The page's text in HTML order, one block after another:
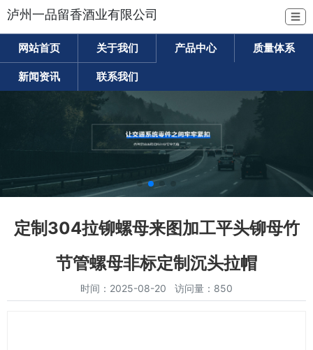
泸州一品留香酒业有限公司 ☰
网站首页 关于我们 产品中心 质量体系
新闻资讯 联系我们
定制304拉铆螺母来图加工平头铆母竹
节管螺母非标定制沉头拉帽
时间：2025-08-20 访问量：850